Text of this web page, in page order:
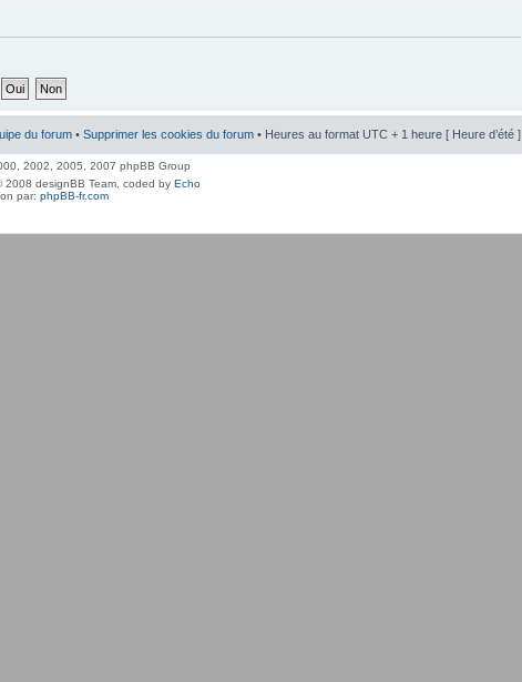
du forum • Supprimer les cookies du forum • Heures au format UTC + 1 heure [ Heure d’été ]
2002, 2005, 2007 phpBB Group
2008 designBB Team, coded by Echo
par: phpBB-fr.com